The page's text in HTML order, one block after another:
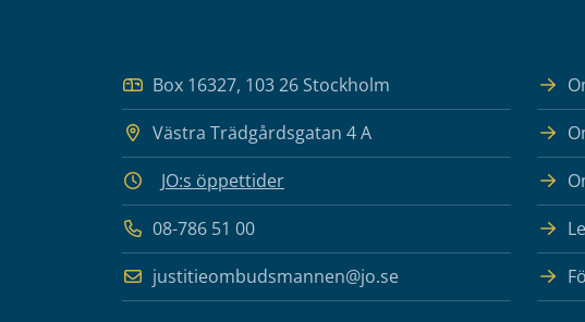
Box 16327, 103 26 Stockholm
Västra Trädgårdsgatan 4 A
JO:s öppettider
08-786 51 00
justitieombudsmannen@jo.se